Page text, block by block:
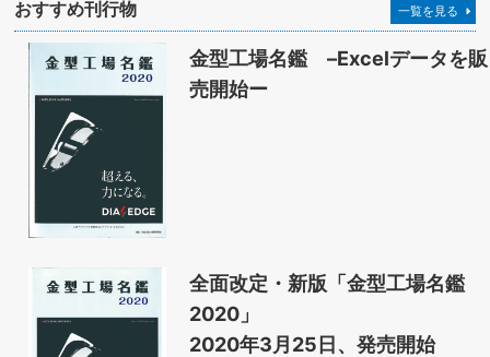
おすすめ刊行物 一覧を見る
金型工場名鑑 –Excelデータを販
売開始ー
全面改定・新版「金型工場名鑑
2020」
2020年3月25日、発売開始